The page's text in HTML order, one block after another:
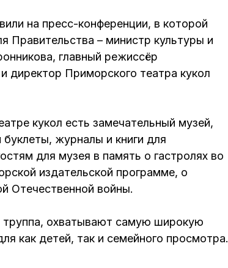
на пресс-конференции, в которой
Правительства – министр культуры и
главный режиссёр
директор Приморского театра кукол
кукол есть замечательный музей,
журналы и книги для
для музея в память о гастролях во
издательской программе, о
Отечественной войны.
труппа, охватывают самую широкую
как детей, так и семейного просмотра.